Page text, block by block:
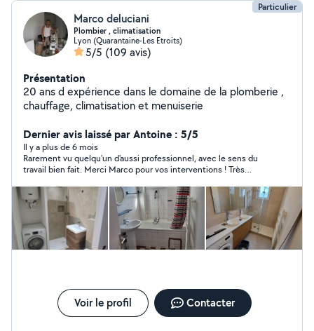
Particulier
Marco deluciani
Plombier , climatisation
Lyon (Quarantaine-Les Etroits)
5/5 (109 avis)
Présentation
20 ans d expérience dans le domaine de la plomberie ,
chauffage, climatisation et menuiserie
Dernier avis laissé par Antoine : 5/5
Il y a plus de 6 mois
Rarement vu quelqu'un d'aussi professionnel, avec le sens du
travail bien fait. Merci Marco pour vos interventions ! Très
arrangeant, je recommande sans hésiter.
Voir le profil Contacter